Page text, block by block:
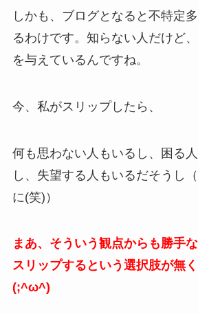
しかも、ブログとなると不特定
るわけです。知らない人だけど
を与えているんですね。
今、私がスリップしたら、
何も思わない人もいるし、困る
し、失望する人もいるだそうし
に(笑)）
まあ、そういう観点からも勝手
スリップするという選択肢が無
(;^ω^)